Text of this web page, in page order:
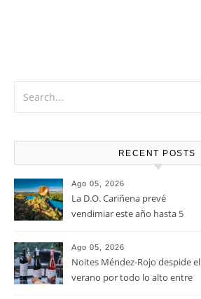
RECENT POSTS
Ago 05, 2026
La D.O. Cariñena prevé
vendimiar este año hasta 5
que en 2025
Ago 05, 2026
Noites Méndez-Rojo despide el
verano por todo lo alto entre